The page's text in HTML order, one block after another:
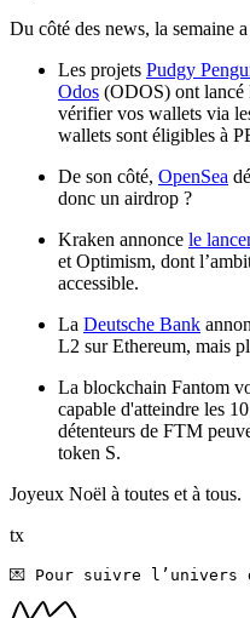
Du côté des news, la semaine
Les projets Pudgy
Odos (ODOS) ont lancé
vérifier vos wallets via
wallets sont éligibles à
De son côté, OpenSea
donc un airdrop ?
Kraken annonce le
et Optimism, dont
accessible.
La Deutsche Bank
L2 sur Ethereum, mais
La blockchain Fantom
capable d'atteindre les
détenteurs de FTM
token S.
Joyeux Noël à toutes et à tous.
tx
💌 Pour suivre l’univers